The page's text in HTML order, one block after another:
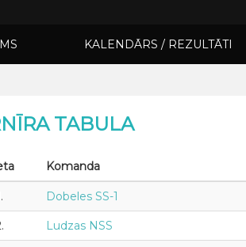
KALENDĀRS / REZULTĀTI
TABULA
Komanda
Dobeles SS-1
Ludzas NSS